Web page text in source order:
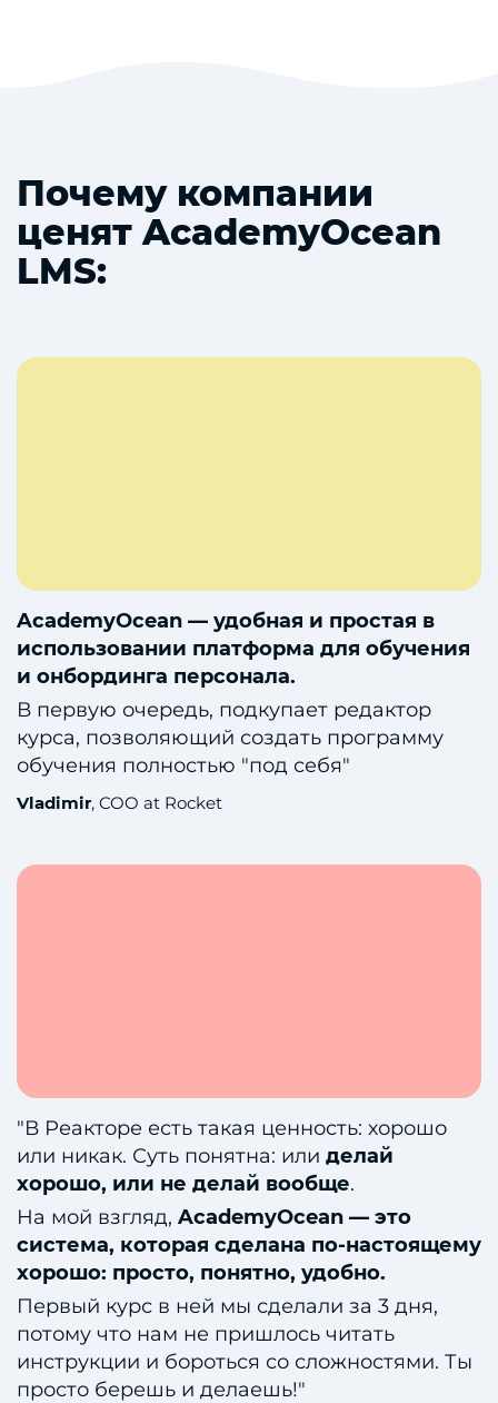
Почему компании
ценят AcademyOcean
LMS:
AcademyOcean — удобная и простая в
использовании платформа для обучения
и онбординга персонала.
В первую очередь, подкупает редактор
курса, позволяющий создать программу
обучения полностью "под себя"
Vladimir, COO at Rocket
"В Реакторе есть такая ценность: хорошо
или никак. Суть понятна: или делай
хорошо, или не делай вообще.
На мой взгляд, AcademyOcean — это
система, которая сделана по-настоящему
хорошо: просто, понятно, удобно.
Первый курс в ней мы сделали за 3 дня,
потому что нам не пришлось читать
инструкции и бороться со сложностями. Ты
просто берешь и делаешь!"